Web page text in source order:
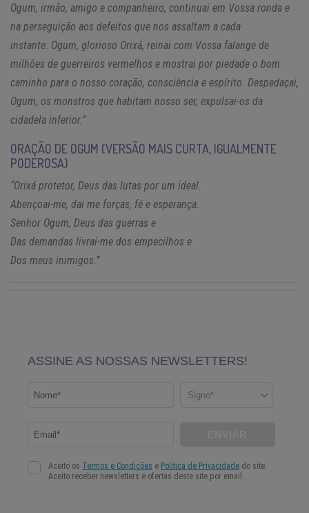
Ogum, irmão, amigo e companheiro, continuai em Vossa ronda e
na perseguição aos defeitos que nos assaltam a cada
instante. Ogum, glorioso Orixá, reinai com Vossa falange de
milhões de guerreiros vermelhos e mostrai por piedade o bom
caminho para o nosso coração, consciência e espírito. Despedaçai,
Ogum, os monstros que habitam nosso ser, expulsai-os da
cidadela inferior.”
ORAÇÃO DE OGUM (VERSÃO MAIS CURTA, IGUALMENTE
PODEROSA)
“Orixá protetor, Deus das lutas por um ideal.
Abençoai-me, dai me forças, fé e esperança.
Senhor Ogum, Deus das guerras e
Das demandas livrai-me dos empecilhos e
Dos meus inimigos.”